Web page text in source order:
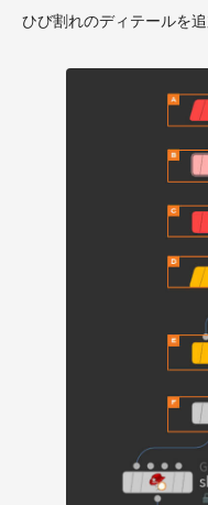
ひび割れのディテールを追